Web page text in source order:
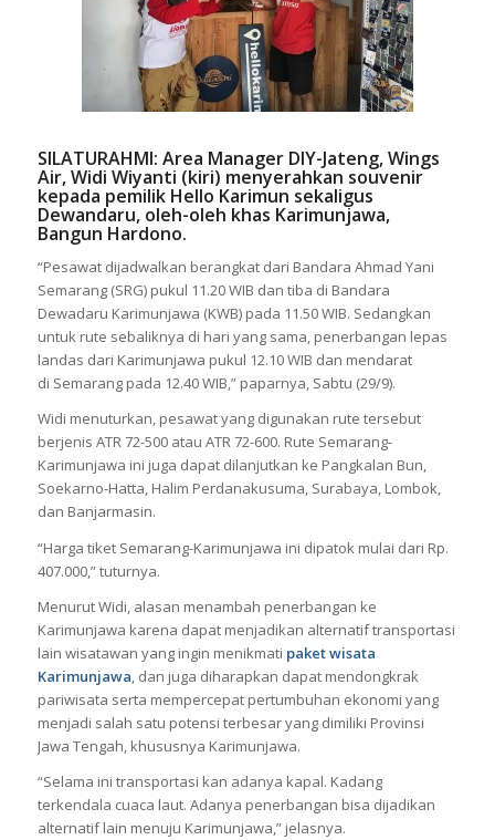
SILATURAHMI: Area Manager DIY-Jateng, Wings
Air, Widi Wiyanti (kiri) menyerahkan souvenir
kepada pemilik Hello Karimun sekaligus
Dewandaru, oleh-oleh khas Karimunjawa,
Bangun Hardono.
“Pesawat dijadwalkan berangkat dari Bandara Ahmad Yani
Semarang (SRG) pukul 11.20 WIB dan tiba di Bandara
Dewadaru Karimunjawa (KWB) pada 11.50 WIB. Sedangkan
untuk rute sebaliknya di hari yang sama, penerbangan lepas
landas dari Karimunjawa pukul 12.10 WIB dan mendarat
di Semarang pada 12.40 WIB,” paparnya, Sabtu (29/9).
Widi menuturkan, pesawat yang digunakan rute tersebut
berjenis ATR 72-500 atau ATR 72-600. Rute Semarang-
Karimunjawa ini juga dapat dilanjutkan ke Pangkalan Bun,
Soekarno-Hatta, Halim Perdanakusuma, Surabaya, Lombok,
dan Banjarmasin.
“Harga tiket Semarang-Karimunjawa ini dipatok mulai dari Rp.
407.000,” tuturnya.
Menurut Widi, alasan menambah penerbangan ke
Karimunjawa karena dapat menjadikan alternatif transportasi
lain wisatawan yang ingin menikmati paket wisata
Karimunjawa , dan juga diharapkan dapat mendongkrak
pariwisata serta mempercepat pertumbuhan ekonomi yang
menjadi salah satu potensi terbesar yang dimiliki Provinsi
Jawa Tengah, khususnya Karimunjawa.
“Selama ini transportasi kan adanya kapal. Kadang
terkendala cuaca laut. Adanya penerbangan bisa dijadikan
alternatif lain menuju Karimunjawa,” jelasnya.